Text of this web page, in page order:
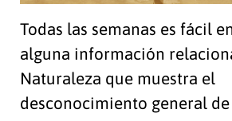
Todas las semanas es fácil
alguna información
Naturaleza que muestra el
desconocimiento general